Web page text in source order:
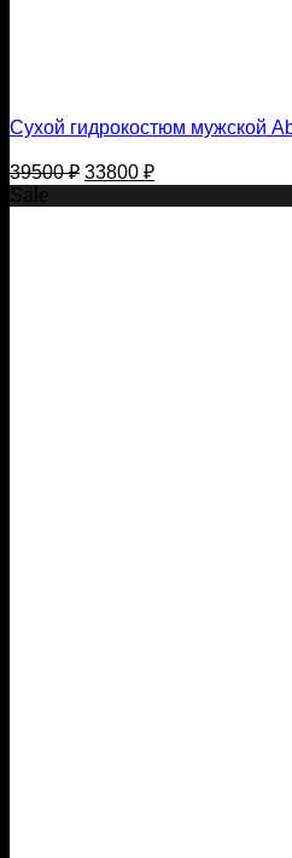
Сухой гидрокостюм мужской
39500₽ Первоначальная
цена
составляла
33800 ₽Текущая
цена:
Sale